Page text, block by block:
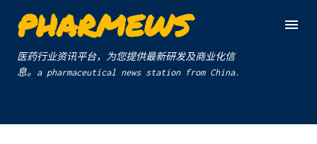
跳至主要内容
PHARMEWS
医药行业资讯平台，为您提供最新研发及商业化信
息。a pharmaceutical news station from China.